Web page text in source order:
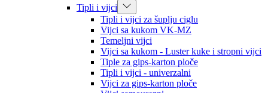
Tipli i vijci
Tipli i vijci za šuplju ciglu
Vijci sa kukom VK-MZ
Temeljni vijci
Vijci sa kukom - Luster kuke i stropni vijci
Tiple za gips-karton ploče
Tipli i vijci - univerzalni
Vijci za gips-karton ploče